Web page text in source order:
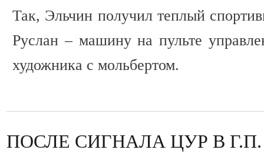
Так, Эльчин получил теплый
Руслан – машину на пульте
художника с мольбертом.
ПОСЛЕ СИГНАЛА ЦУР В